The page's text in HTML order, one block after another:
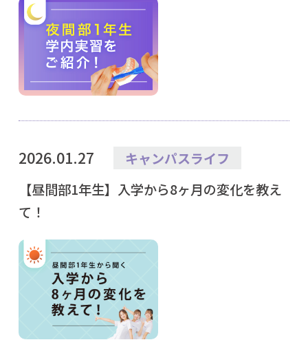
2026.01.27
キャンパスライフ
【昼間部1年生】入学から8ヶ月の変化を教え
て！